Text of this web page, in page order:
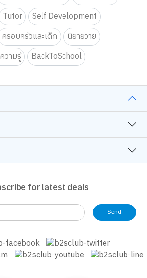
Tutor
Self Development
ครอบครัวและเด็ก
นิยายวาย
วามรู้
BackToSchool
for latest deals
Send